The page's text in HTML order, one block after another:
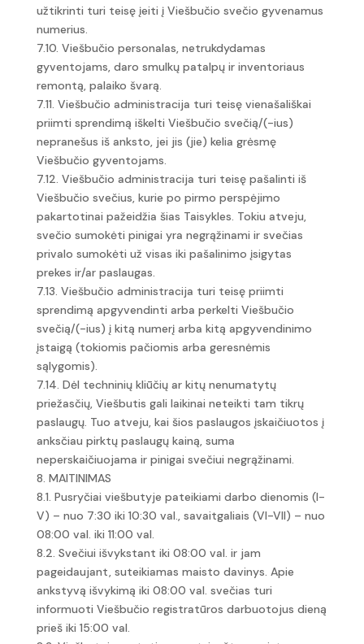
užtikrinti turi teisę įeiti į Viešbučio svečio gyvenamus
numerius.
7.10. Viešbučio personalas, netrukdydamas
gyventojams, daro smulkų patalpų ir inventoriaus
remontą, palaiko švarą.
7.11. Viešbučio administracija turi teisę vienašališkai
priimti sprendimą iškelti Viešbučio svečią/(-ius)
nepranešus iš anksto, jei jis (jie) kelia grėsmę
Viešbučio gyventojams.
7.12. Viešbučio administracija turi teisę pašalinti iš
Viešbučio svečius, kurie po pirmo perspėjimo
pakartotinai pažeidžia šias Taisykles. Tokiu atveju,
svečio sumokėti pinigai yra negrąžinami ir svečias
privalo sumokėti už visas iki pašalinimo įsigytas
prekes ir/ar paslaugas.
7.13. Viešbučio administracija turi teisę priimti
sprendimą apgyvendinti arba perkelti Viešbučio
svečią/(-ius) į kitą numerį arba kitą apgyvendinimo
įstaigą (tokiomis pačiomis arba geresnėmis
sąlygomis).
7.14. Dėl techninių kliūčių ar kitų nenumatytų
priežasčių, Viešbutis gali laikinai neteikti tam tikrų
paslaugų. Tuo atveju, kai šios paslaugos įskaičiuotos į
anksčiau pirktų paslaugų kainą, suma
neperskaičiuojama ir pinigai svečiui negrąžinami.
8. MAITINIMAS
8.1. Pusryčiai viešbutyje pateikiami darbo dienomis (I-
V) – nuo 7:30 iki 10:30 val., savaitgaliais (VI-VII) – nuo
08:00 val. iki 11:00 val.
8.2. Svečiui išvykstant iki 08:00 val. ir jam
pageidaujant, suteikiamas maisto davinys. Apie
ankstyvą išvykimą iki 08:00 val. svečias turi
informuoti Viešbučio registratūros darbuotojus dieną
prieš iki 15:00 val.